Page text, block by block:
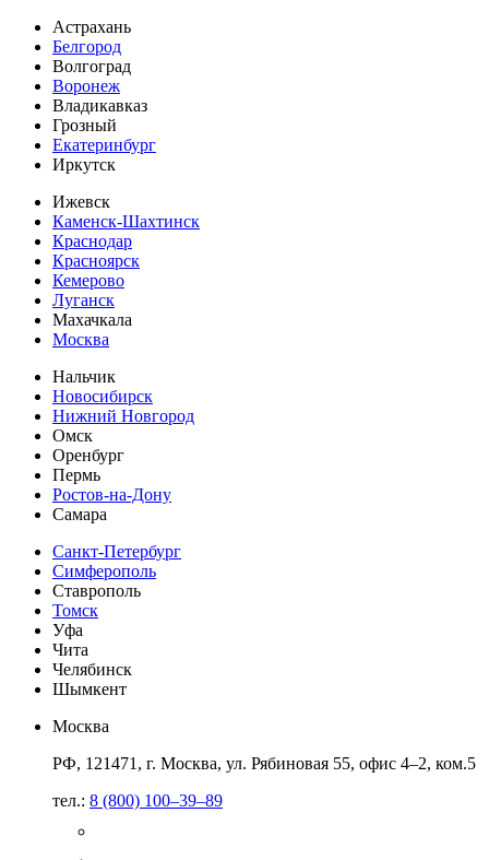
Астрахань
Белгород
Волгоград
Воронеж
Владикавказ
Грозный
Екатеринбург
Иркутск
Ижевск
Каменск-Шахтинск
Краснодар
Красноярск
Кемерово
Луганск
Махачкала
Москва
Нальчик
Новосибирск
Нижний Новгород
Омск
Оренбург
Пермь
Ростов-на-Дону
Самара
Санкт-Петербург
Симферополь
Ставрополь
Томск
Уфа
Чита
Челябинск
Шымкент
Москва
РФ, 121471, г. Москва, ул. Рябиновая 55, офис 4–2, ком.5
тел.: 8 (800) 100–39–89